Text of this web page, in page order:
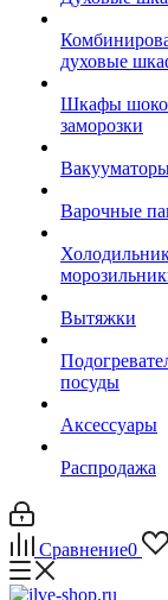
духовые
Шкафы
заморозки
Варочные
Вытяжки
посуды
Аксессуары
Распродажа
Сравнение0